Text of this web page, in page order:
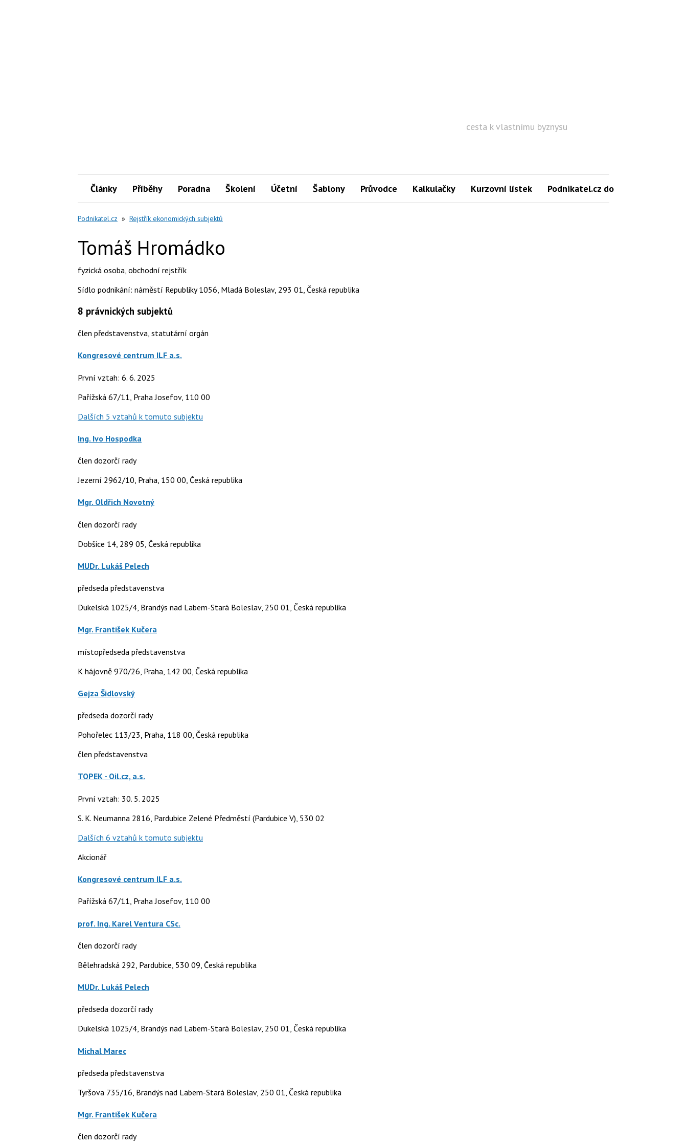
cesta k vlastnímu byznysu
Články Příběhy Poradna Školení Účetní Šablony Průvodce Kalkulačky Kurzovní lístek Podnikatel.cz do mailu
Podnikatel.cz » Rejstřík ekonomických subjektů
Tomáš Hromádko
fyzická osoba obchodní rejstřík
Sídlo podnikání: náměstí Republiky 1056, Mladá Boleslav, 293 01, Česká republika
8 právnických subjektů
člen představenstva, statutární orgán
Kongresové centrum ILF a.s.
První vztah: 6. 6. 2025
Pařížská 67/11, Praha Josefov, 110 00
Dalších 5 vztahů k tomuto subjektu
Ing. Ivo Hospodka
člen dozorčí rady
Jezerní 2962/10, Praha, 150 00, Česká republika
Mgr. Oldřich Novotný
člen dozorčí rady
Dobšice 14, 289 05, Česká republika
MUDr. Lukáš Pelech
předseda představenstva
Dukelská 1025/4, Brandýs nad Labem-Stará Boleslav, 250 01, Česká republika
Mgr. František Kučera
místopředseda představenstva
K hájovně 970/26, Praha, 142 00, Česká republika
Gejza Šidlovský
předseda dozorčí rady
Pohořelec 113/23, Praha, 118 00, Česká republika
člen představenstva
TOPEK - Oil.cz, a.s.
První vztah: 30. 5. 2025
S. K. Neumanna 2816, Pardubice Zelené Předměstí (Pardubice V), 530 02
Dalších 6 vztahů k tomuto subjektu
Akcionář
Kongresové centrum ILF a.s.
Pařížská 67/11, Praha Josefov, 110 00
prof. Ing. Karel Ventura CSc.
člen dozorčí rady
Bělehradská 292, Pardubice, 530 09, Česká republika
MUDr. Lukáš Pelech
předseda dozorčí rady
Dukelská 1025/4, Brandýs nad Labem-Stará Boleslav, 250 01, Česká republika
Michal Marec
předseda představenstva
Tyršova 735/16, Brandýs nad Labem-Stará Boleslav, 250 01, Česká republika
Mgr. František Kučera
člen dozorčí rady